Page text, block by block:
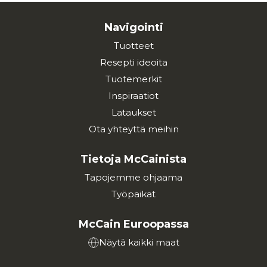
Navigointi
Tuotteet
Resepti ideoita
Tuotemerkit
Inspiraatiot
Lataukset
Ota yhteyttä meihin
Tietoja McCainista
Tapojemme ohjaama
Työpaikat
McCain Euroopassa
Näytä kaikki maat